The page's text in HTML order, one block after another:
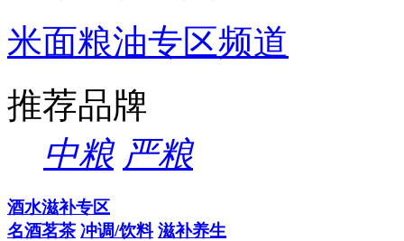
米面粮油专区频道
推荐品牌
中粮 严粮
酒水滋补专区
名酒茗茶 冲调/饮料 滋补养生